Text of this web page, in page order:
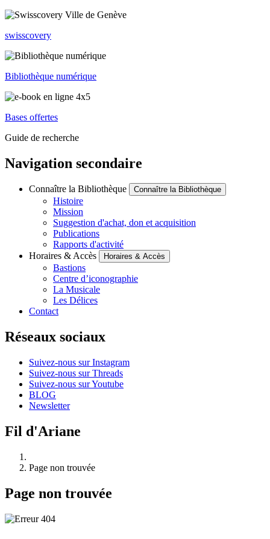
swisscovery
Bibliothèque numérique
Bases offertes
Guide de recherche
Navigation secondaire
Connaître la Bibliothèque Connaître la Bibliothèque
Histoire
Mission
Suggestion d'achat, don et acquisition
Publications
Rapports d'activité
Horaires & Accès
Horaires & Accès
Bastions
Centre d’iconographie
La Musicale
Les Délices
Contact
Réseaux sociaux
Suivez-nous sur Instagram
Suivez-nous sur Threads
Suivez-nous sur Youtube
BLOG
Newsletter
Fil d'Ariane
Page non trouvée
Page non trouvée